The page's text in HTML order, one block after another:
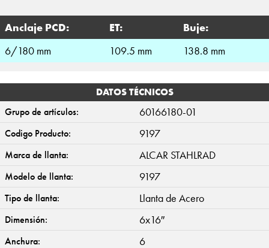
Anclaje PCD: ET:
Buje:
6/180 mm
109.5 mm 138.8 mm
DATOS TÉCNICOS
Grupo de artículos:
60166180-01
Codigo Producto: 9197
Marca de llanta: ALCAR STAHLRAD
Modelo de llanta: 9197
Tipo de llanta: Llanta de Acero
Dimensión: 6x16″
Anchura: 6